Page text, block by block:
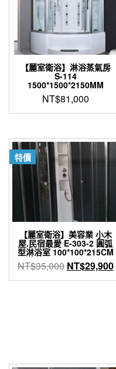
【麗室衛浴】淋浴蒸氣房
S-114
1500*1500*2150MM
NT$81,000
特價
【麗室衛浴】美容業 小木
屋.民宿最愛 E-303-2 圓弧
型淋浴室 100*100*215CM
NT$35,000 原
始
NT$29,900目